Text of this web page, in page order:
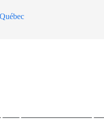
à cause du